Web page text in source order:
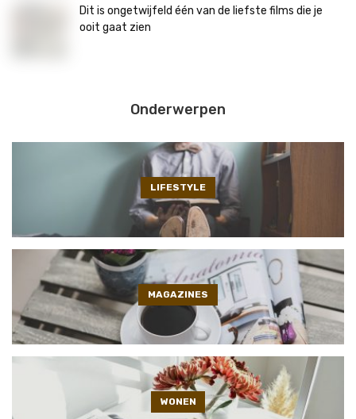
Dit is ongetwijfeld één van de liefste films die je
ooit gaat zien
Onderwerpen
LIFESTYLE
MAGAZINES
WONEN